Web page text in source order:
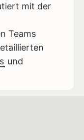
mit der
Teams
und